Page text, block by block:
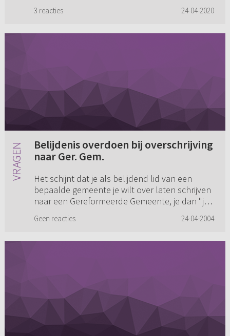
3 reacties 24-04-2020
Belijdenis overdoen bij overschrijving
naar Ger. Gem.
Het schijnt dat je als belijdend lid van een
bepaalde gemeente je wilt over laten schrijven
naar een Gereformeerde Gemeente, je dan "je
"ja" zeggen op de vr...
Geen reacties 24-04-2004